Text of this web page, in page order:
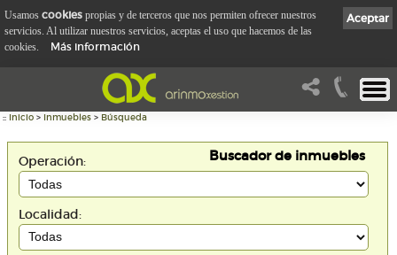
:: Inicio > Inmuebles > Búsqueda
Buscador de inmuebles
Operación:
Localidad:
Aceptar
Usamos cookies propias y de terceros que nos permiten ofrecer nuestros
servicios. Al utilizar nuestros servicios, aceptas el uso que hacemos de las
cookies.
Más información